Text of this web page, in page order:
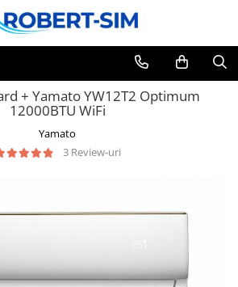
+ Yamato YW12T2 Optimum
12000BTU WiFi
Yamato
3 Review-uri